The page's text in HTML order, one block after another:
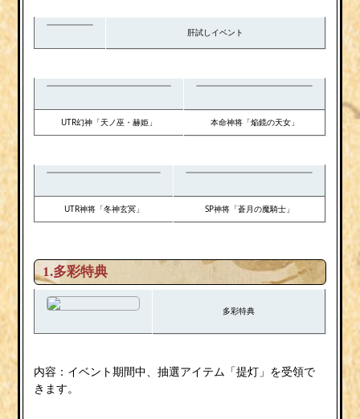
肝試しイベント
UTR幻神「天ノ巫・赫姫」 本命神将「焔鏡の天女」
UTR神将「冬神玄冥」 SP神将「蒼月の魔騎士」
1.多彩特典
多彩特典
内容：イベント期間中、抽選アイテム「提灯」を受領で
きます。